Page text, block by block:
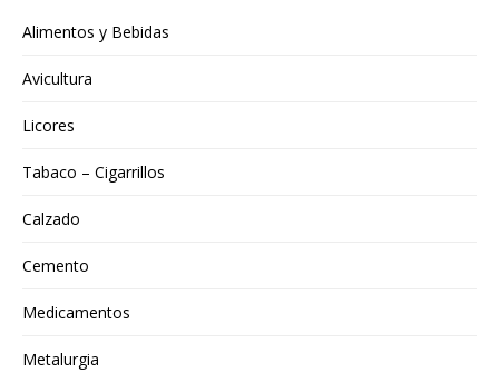
Alimentos y Bebidas
Avicultura
Licores
Tabaco – Cigarrillos
Calzado
Cemento
Medicamentos
Metalurgia